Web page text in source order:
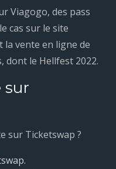
Viagogo, des pass
cas sur le site
la vente en ligne de
dont le Hellfest 2022.
sur
sur Ticketswap ?